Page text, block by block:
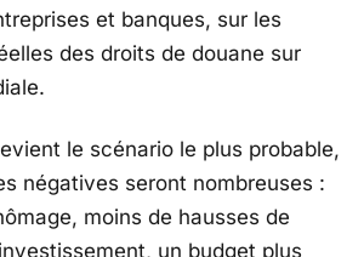
et banques, sur les
des droits de douane sur
le scénario le plus probable,
négatives seront nombreuses :
moins de hausses de
un budget plus